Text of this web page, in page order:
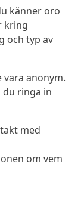
känner oro
kring
och typ av
anonym.
du ringa in
med
om vem